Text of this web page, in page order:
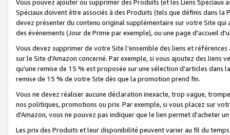
Vous pouvez ajouter ou supprimer des Produits (et les Liens
Spéciaux doivent être associés à des Produits (tels que définis dans
devez présenter du contenu original supplémentaire sur votre Site qui
des événements (Jour de Prime par exemple), ou une page d'accueil
Vous devez supprimer de votre Site l’ensemble des liens et
sur le Site d'Amazon concerné. Par exemple, si vous ajoutez des
qu'une remise de 15 % est proposée sur une sélection d'articles
remise de 15 % de votre Site dès que la promotion prend fin.
Vous ne devez réaliser aucune déclaration inexacte, trop vague,
nos politiques, promotions ou prix. Par exemple, si vous placez sur
d'Amazon, vous ne pouvez pas indiquer que le lien permet d'acheter
Les prix des Produits et leur disponibilité peuvent varier au fil du